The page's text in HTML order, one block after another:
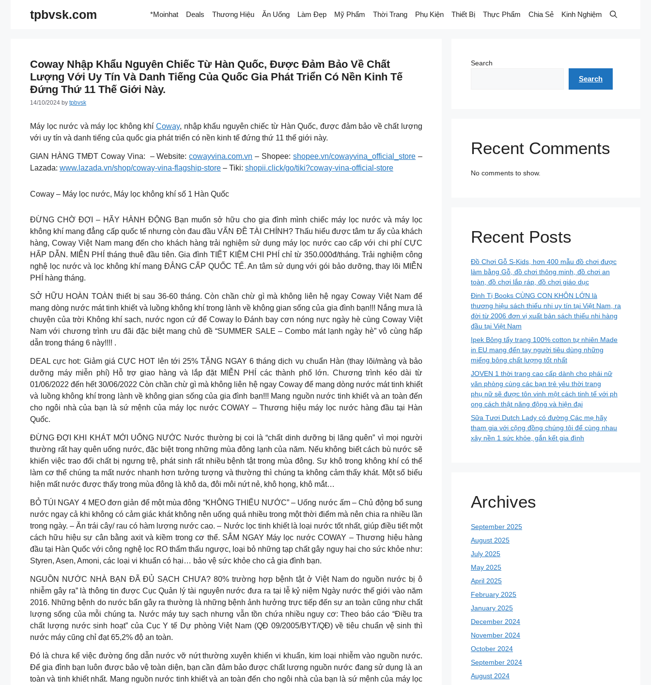
tpbvsk.com *Moinhat Deals Thương Hiệu Ăn Uống Làm Đẹp Mỹ Phẩm Thời Trang Phụ Kiện Thiết Bị Thực Phẩm Chia Sẻ Kinh Nghiệm
Coway Nhập Khẩu Nguyên Chiếc Từ Hàn Quốc, Được Đảm Bảo Về Chất
Lượng Với Uy Tín Và Danh Tiếng Của Quốc Gia Phát Triển Có Nền Kinh Tế
Đứng Thứ 11 Thế Giới Này.
14/10/2024 by tpbvsk
Máy lọc nước và máy lọc không khí Coway, nhập khẩu nguyên chiếc từ Hàn Quốc, được đảm bảo về chất lượng
với uy tín và danh tiếng của quốc gia phát triển có nền kinh tế đứng thứ 11 thế giới này.
GIAN HÀNG TMĐT Coway Vina: – Website:cowayvina.com.vn – Shopee:shopee.vn/cowayvina_official_store –
Lazada: www.lazada.vn/shop/coway-vina-flagship-store – Tiki: shopii.click/go/tiki?coway-vina-official-store
Coway – Máy lọc nước, Máy lọc không khí số 1 Hàn Quốc
ĐỪNG CHỜ ĐỢI – HÃY HÀNH ĐỘNG Bạn muốn sở hữu cho gia đình mình chiếc máy lọc nước và máy lọc
không khí mang đẳng cấp quốc tế nhưng còn đau đầu VẤN ĐỀ TÀI CHÍNH? Thấu hiểu được tâm tư ấy của khách
hàng, Coway Việt Nam mang đến cho khách hàng trải nghiệm sử dụng máy lọc nước cao cấp với chi phí CỰC
HẤP DẪN. MIỄN PHÍ tháng thuê đầu tiên. Gia đình TIẾT KIỆM CHI PHÍ chỉ từ 350.000đ/tháng. Trải nghiệm công
nghệ lọc nước và lọc không khí mang ĐẲNG CẤP QUỐC TẾ. An tâm sử dụng với gói bảo dưỡng, thay lõi MIỄN
PHÍ hàng tháng.
SỞ HỮU HOÀN TOÀN thiết bị sau 36-60 tháng. Còn chần chừ gì mà không liên hệ ngay Coway Việt Nam để
mang dòng nước mát tinh khiết và luồng không khí trong lành về không gian sống của gia đình bạn!!! Nắng mưa là
chuyện của trời Không khí sạch, nước ngon cứ để Coway lo Đánh bay cơn nóng nực ngày hè cùng Coway Việt
Nam với chương trình ưu đãi đặc biệt mang chủ đề “SUMMER SALE – Combo mát lạnh ngày hè” vô cùng hấp
dẫn trong tháng 6 này!!!! .
DEAL cực hot: Giảm giá CỰC HOT lên tới 25% TẶNG NGAY 6 tháng dịch vụ chuẩn Hàn (thay lõi/màng và bảo
dưỡng máy miễn phí) Hỗ trợ giao hàng và lắp đặt MIỄN PHÍ các thành phố lớn. Chương trình kéo dài từ
01/06/2022 đến hết 30/06/2022 Còn chần chừ gì mà không liên hệ ngay Coway để mang dòng nước mát tinh khiết
và luồng không khí trong lành về không gian sống của gia đình bạn!!! Mang nguồn nước tinh khiết và an toàn đến
cho ngôi nhà của bạn là sứ mệnh của máy lọc nước COWAY – Thương hiệu máy lọc nước hàng đầu tại Hàn
Quốc.
ĐỪNG ĐỢI KHI KHÁT MỚI UỐNG NƯỚC Nước thường bị coi là “chất dinh dưỡng bị lãng quên” vì mọi người
thường rất hay quên uống nước, đặc biệt trong những mùa đông lạnh của năm. Nếu không biết cách bù nước sẽ
khiến việc trao đổi chất bị ngưng trệ, phát sinh rất nhiều bệnh tật trong mùa đông. Sự khô trong không khí có thể
làm cơ thể chúng ta mất nước nhanh hơn tưởng tượng và thường thì chúng ta không cảm thấy khát. Một số biểu
hiện mất nước được thấy trong mùa đông là khô da, đôi môi nứt nẻ, khô họng, khô mắt…
BỎ TÚI NGAY 4 MẸO đơn giản để một mùa đông “KHÔNG THIẾU NƯỚC” – Uống nước ấm – Chủ động bổ sung
nước ngay cả khi không có cảm giác khát không nên uống quá nhiều trong một thời điểm mà nên chia ra nhiều lần
trong ngày. – Ăn trái cây/ rau có hàm lượng nước cao. – Nước lọc tinh khiết là loại nước tốt nhất, giúp điều tiết một
cách hữu hiệu sự cân bằng axit và kiềm trong cơ thể. SẮM NGAY Máy lọc nước COWAY – Thương hiệu hàng
đầu tại Hàn Quốc với công nghệ lọc RO thẩm thấu ngược, loại bỏ những tạp chất gây nguy hại cho sức khỏe như:
Styren, Asen, Amoni, các loại vi khuẩn có hại… bảo vệ sức khỏe cho cả gia đình bạn.
NGUỒN NƯỚC NHÀ BẠN ĐÃ ĐỦ SẠCH CHƯA? 80% trường hợp bệnh tật ở Việt Nam do nguồn nước bị ô
nhiễm gây ra” là thông tin được Cục Quản lý tài nguyên nước đưa ra tại lễ kỷ niệm Ngày nước thế giới vào năm
2016. Những bệnh do nước bẩn gây ra thường là những bệnh ảnh hưởng trực tiếp đến sự an toàn cũng như chất
lượng sống của mỗi chúng ta. Nước máy tuy sạch nhưng vẫn tồn chứa nhiều nguy cơ: Theo báo cáo “Điều tra
chất lượng nước sinh hoạt” của Cục Y tế Dự phòng Việt Nam (QĐ 09/2005/BYT/QĐ) về tiêu chuẩn vệ sinh thì
nước máy cũng chỉ đạt 65,2% độ an toàn.
Đó là chưa kể việc đường ống dẫn nước vỡ nứt thường xuyên khiến vi khuẩn, kim loại nhiễm vào nguồn nước.
Để gia đình bạn luôn được bảo vệ toàn diện, bạn cần đảm bảo được chất lượng nguồn nước đang sử dụng là an
toàn và tinh khiết nhất. Mang nguồn nước tinh khiết và an toàn đến cho ngôi nhà của bạn là sứ mệnh của máy lọc
Search
Search
Recent Comments
No comments to show.
Recent Posts
Đồ Chơi Gỗ S-Kids, hơn 400 mẫu đồ chơi được
làm bằng Gỗ, đồ chơi thông minh, đồ chơi an
toàn, đồ chơi lắp ráp, đồ chơi giáo dục
Đinh Tị Books CÙNG CON KHÔN LỚN là
thương hiệu sách thiếu nhi uy tín tại Việt Nam, ra
đời từ 2006 đơn vị xuất bản sách thiếu nhi hàng
đầu tại Việt Nam
Ipek Bông tẩy trang 100% cotton tự nhiên Made
in EU mang đến tay người tiêu dùng những
miếng bông chất lượng tốt nhất
JOVEN 1 thời trang cao cấp dành cho phái nữ
văn phòng cùng các bạn trẻ yêu thời trang
phụ nữ sẽ được tôn vinh một cách tinh tế với ph
ong cách thật năng động và hiện đại
Sữa Tươi Dutch Lady có đường Các mẹ hãy
tham gia với cộng đồng chúng tôi để cùng nhau
xây nền 1 sức khỏe, gắn kết gia đình
Archives
September 2025
August 2025
July 2025
May 2025
April 2025
February 2025
January 2025
December 2024
November 2024
October 2024
September 2024
August 2024